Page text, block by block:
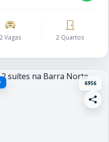
2 Vagas 2 Quartos
6956